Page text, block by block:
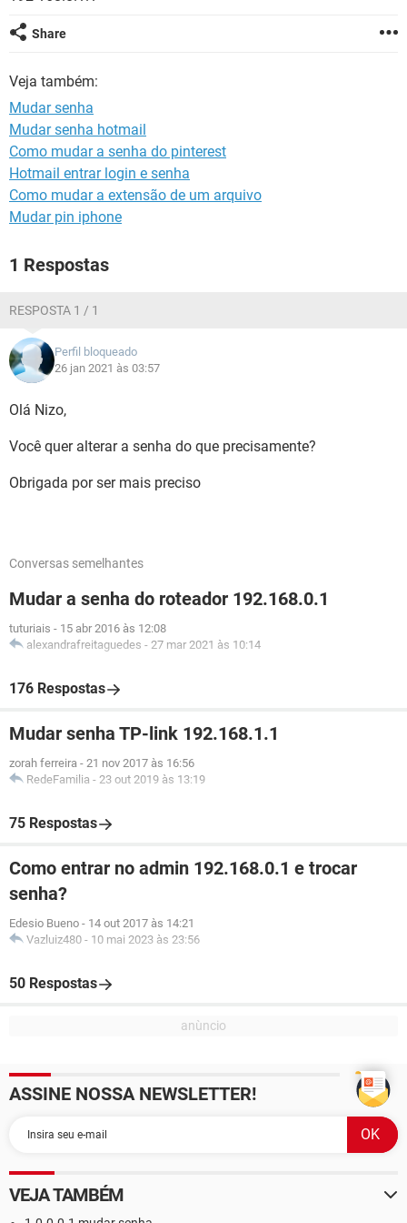
Share
Veja também:
Mudar senha
Mudar senha hotmail
Como mudar a senha do pinterest
Hotmail entrar login e senha
Como mudar a extensão de um arquivo
Mudar pin iphone
1 Respostas
RESPOSTA 1 / 1
Perfil bloqueado
26 jan 2021 às 03:57
Olá Nizo,
Você quer alterar a senha do que precisamente?
Obrigada por ser mais preciso
Conversas semelhantes
Mudar a senha do roteador 192.168.0.1
tuturiais - 15 abr 2016 às 12:08
alexandrafreitaguedes - 27 mar 2021 às 10:14
176 Respostas
Mudar senha TP-link 192.168.1.1
zorah ferreira - 21 nov 2017 às 16:56
RedeFamilia - 23 out 2019 às 13:19
75 Respostas
Como entrar no admin 192.168.0.1 e trocar
senha?
Edesio Bueno - 14 out 2017 às 14:21
Vazluiz480 - 10 mai 2023 às 23:56
50 Respostas
ASSINE NOSSA NEWSLETTER!
VEJA TAMBÉM